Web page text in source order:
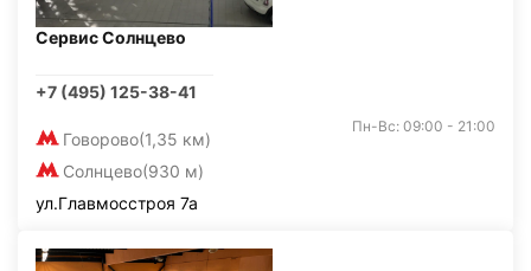
Сервис Солнцево
+7 (495) 125-38-41
Говорово(1,35 км)
Солнцево(930 м)
Пн-Вс: 09:00 - 21:00
ул.Главмосстроя 7а